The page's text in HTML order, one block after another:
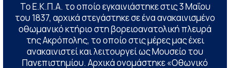
Το Ε.Κ.Π.Α. το οποίο εγκαινιάστηκε στις 3 Μαΐου
του 1837, αρχικά στεγάστηκε σε ένα ανακαινισμένο
οθωμανικό κτήριο στη βορειοανατολική πλευρά
της Ακρόπολης, το οποίο στις μέρες μας έχει
ανακαινιστεί και λειτουργεί ως Μουσείο του
Πανεπιστημίου. Αρχικά ονομάστηκε «Οθωνικό